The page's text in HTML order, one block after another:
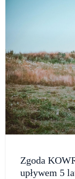
Zgoda
upływem 5